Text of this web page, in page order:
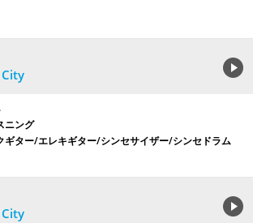
ニング
ギター/エレキギター/シンセサイザー/シンセドラム